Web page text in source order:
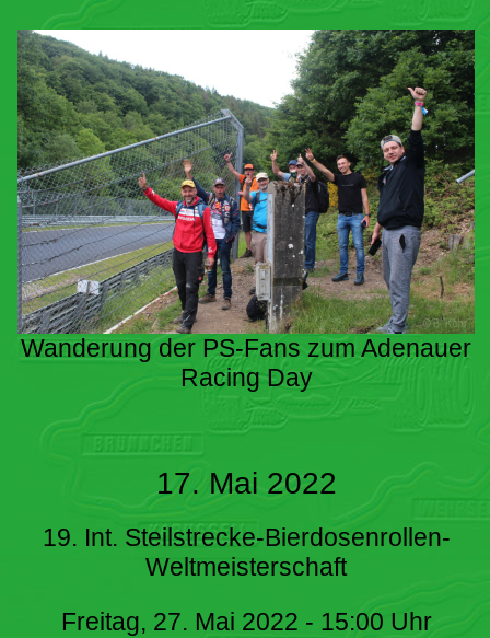
Wanderung der PS-Fans zum Adenauer
Racing Day
17. Mai 2022
19. Int. Steilstrecke-Bierdosenrollen-
Weltmeisterschaft
Freitag, 27. Mai 2022 - 15:00 Uhr